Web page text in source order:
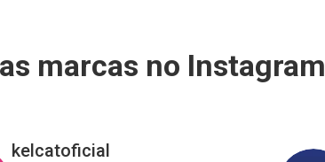
marcas no Instagram
kelcatoficial